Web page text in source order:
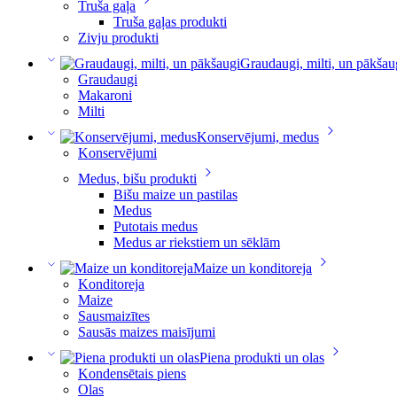
Truša gaļa
Truša gaļas produkti
Zivju produkti
Graudaugi, milti, un
Graudaugi
Makaroni
Milti
Konservējumi, medus
Konservējumi
Medus, bišu produkti
Bišu maize un pastilas
Medus
Putotais medus
Medus ar riekstiem un sēklām
Maize un konditoreja
Konditoreja
Maize
Sausmaizītes
Sausās maizes maisījumi
Piena produkti un olas
Kondensētais piens
Olas